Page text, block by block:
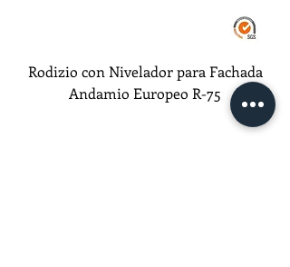
Rodizio con Nivelador para Fachada
Andamio Europeo R-75